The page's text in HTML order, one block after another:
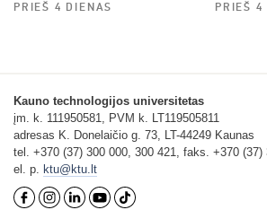
PRIEŠ 4 DIENAS PRIEŠ 4
Kauno technologijos universitetas
įm. k. 111950581, PVM k. LT119505811
adresas K. Donelaičio g. 73, LT-44249 Kaunas
tel. +370 (37) 300 000, 300 421, faks. +370 (37)
el. p.
ktu@ktu.lt